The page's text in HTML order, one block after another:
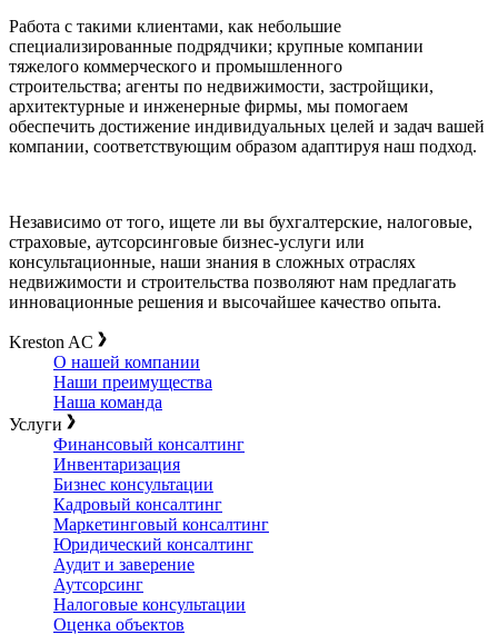
Работа с такими клиентами, как небольшие
специализированные подрядчики; крупные компании
тяжелого коммерческого и промышленного
строительства; агенты по недвижимости, застройщики,
архитектурные и инженерные фирмы, мы помогаем
обеспечить достижение индивидуальных целей и задач вашей
компании, соответствующим образом адаптируя наш подход.
Независимо от того, ищете ли вы бухгалтерские, налоговые,
страховые, аутсорсинговые бизнес-услуги или
консультационные, наши знания в сложных отраслях
недвижимости и строительства позволяют нам предлагать
инновационные решения и высочайшее качество опыта.
Kreston AC
О нашей компании
Наши преимущества
Наша команда
Услуги
Финансовый консалтинг
Инвентаризация
Бизнес консультации
Кадровый консалтинг
Маркетинговый консалтинг
Юридический консалтинг
Аудит и заверение
Аутсорсинг
Налоговые консультации
Оценка объектов